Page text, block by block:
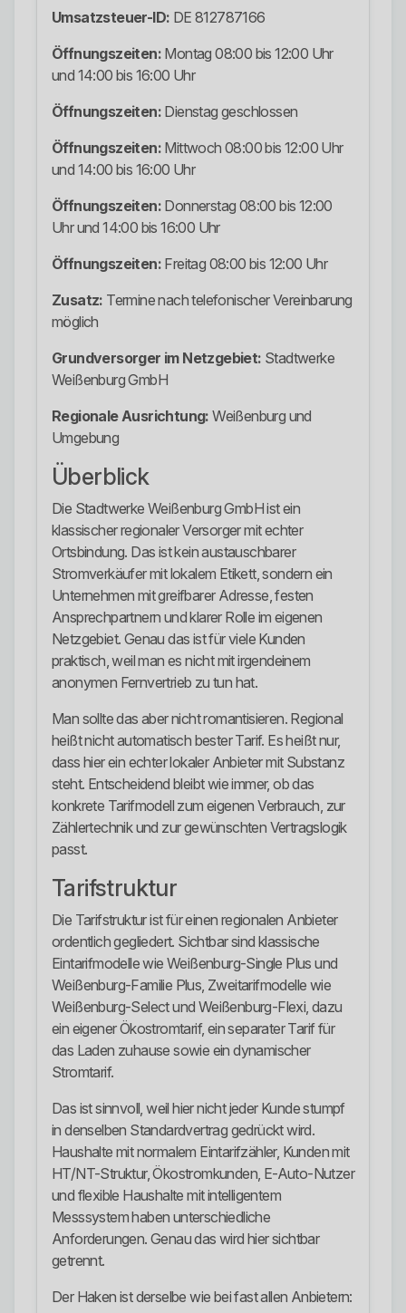
Umsatzsteuer-ID: DE 812787166
Öffnungszeiten: Montag 08:00 bis 12:00 Uhr
und 14:00 bis 16:00 Uhr
Öffnungszeiten: Dienstag geschlossen
Öffnungszeiten: Mittwoch 08:00 bis 12:00 Uhr
und 14:00 bis 16:00 Uhr
Öffnungszeiten: Donnerstag 08:00 bis 12:00
Uhr und 14:00 bis 16:00 Uhr
Öffnungszeiten: Freitag 08:00 bis 12:00 Uhr
Zusatz: Termine nach telefonischer Vereinbarung
möglich
Grundversorger im Netzgebiet: Stadtwerke
Weißenburg GmbH
Regionale Ausrichtung: Weißenburg und
Umgebung
Überblick
Die Stadtwerke Weißenburg GmbH ist ein
klassischer regionaler Versorger mit echter
Ortsbindung. Das ist kein austauschbarer
Stromverkäufer mit lokalem Etikett, sondern ein
Unternehmen mit greifbarer Adresse, festen
Ansprechpartnern und klarer Rolle im eigenen
Netzgebiet. Genau das ist für viele Kunden
praktisch, weil man es nicht mit irgendeinem
anonymen Fernvertrieb zu tun hat.
Man sollte das aber nicht romantisieren. Regional
heißt nicht automatisch bester Tarif. Es heißt nur,
dass hier ein echter lokaler Anbieter mit Substanz
steht. Entscheidend bleibt wie immer, ob das
konkrete Tarifmodell zum eigenen Verbrauch, zur
Zählertechnik und zur gewünschten Vertragslogik
passt.
Tarifstruktur
Die Tarifstruktur ist für einen regionalen Anbieter
ordentlich gegliedert. Sichtbar sind klassische
Eintarifmodelle wie Weißenburg-Single Plus und
Weißenburg-Familie Plus, Zweitarifmodelle wie
Weißenburg-Select und Weißenburg-Flexi, dazu
ein eigener Ökostromtarif, ein separater Tarif für
das Laden zuhause sowie ein dynamischer
Stromtarif.
Das ist sinnvoll, weil hier nicht jeder Kunde stumpf
in denselben Standardvertrag gedrückt wird.
Haushalte mit normalem Eintarifzähler, Kunden mit
HT/NT-Struktur, Ökostromkunden, E-Auto-Nutzer
und flexible Haushalte mit intelligentem
Messsystem haben unterschiedliche
Anforderungen. Genau das wird hier sichtbar
getrennt.
Der Haken ist derselbe wie bei fast allen Anbietern: